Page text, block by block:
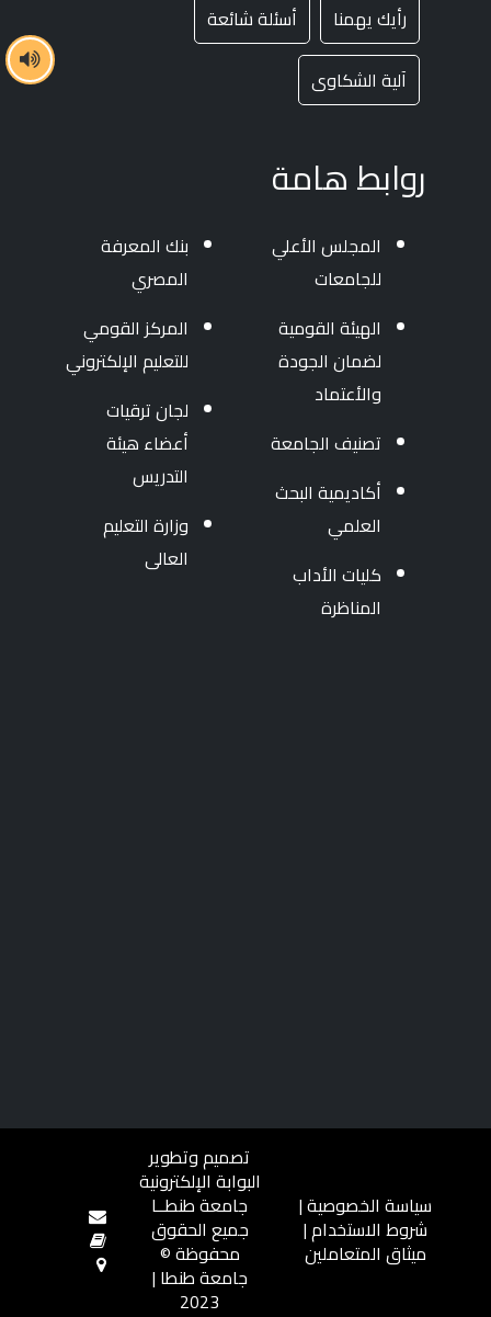
رأيك يهمنا
أسئلة شائعة
آلية الشكاوى
روابط هامة
المجلس الأعلي
للجامعات
الهيئة القومية
لضمان الجودة
والأعتماد
تصنيف الجامعة
أكاديمية البحث
العلمي
كليات الأداب
المناظرة
بنك المعرفة
المصري
المركز القومي
للتعليم الإلكتروني
لجان ترقيات
أعضاء هيئة
التدريس
وزارة التعليم
العالى
سياسة الخصوصية|
شروط الاستخدام|
ميثاق المتعاملين
تصميم وتطوير
البوابة الإلكترونية
جامعة طنطــا
جميع الحقوق
محفوظة ©
جامعة طنطا |
2023